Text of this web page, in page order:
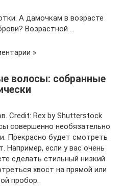
А дамочкам в возрасте
Возрастной …
»
волосы: собранные
Credit: Rex by Shutterstock
совершенно необязательно
Прекрасно будет смотреть
Например, если у вас очень
сделать стильный низкий
хвост на прямой или
пробор.